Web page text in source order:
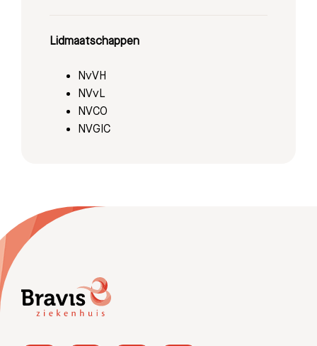
Lidmaatschappen
NvVH
NVvL
NVCO
NVGIC